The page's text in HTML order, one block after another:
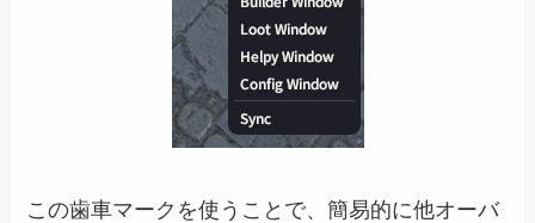
この歯車マークを使うことで、簡易的に他オーバ